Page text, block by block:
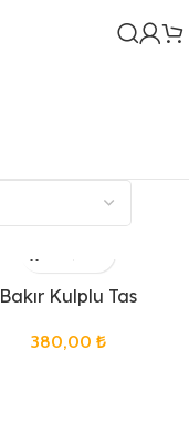
Bakır Kulplu Tas
380,00 ₺